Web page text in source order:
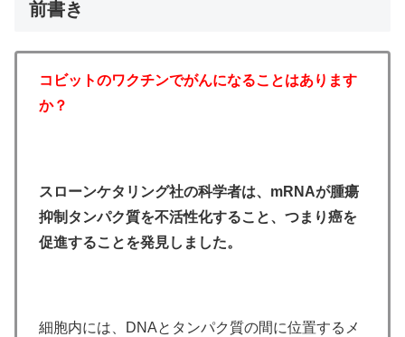
前書き
コビットのワクチンでがんになることはあります
か？
スローンケタリング社の科学者は、mRNAが腫瘍
抑制タンパク質を不活性化すること、つまり癌を
促進することを発見しました。
細胞内には、DNAとタンパク質の間に位置するメ